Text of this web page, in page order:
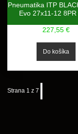
Pneumatika ITP
Evo 27x11-12 8PR
227,55 €
Strana 1 z 7